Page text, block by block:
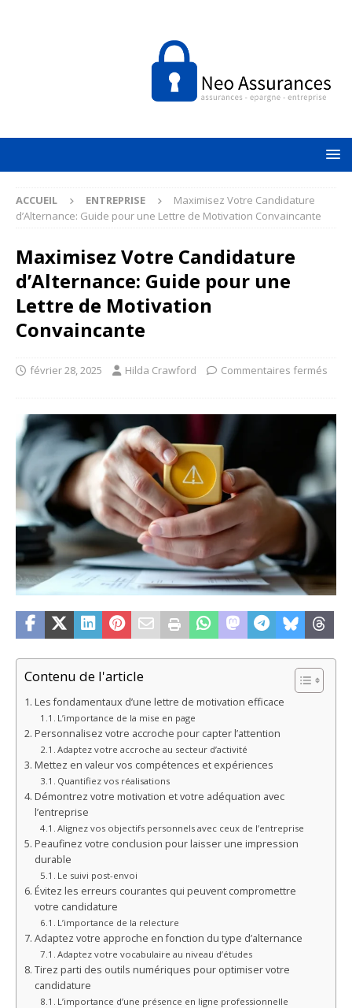
ACCUEIL ENTREPRISE
Maximisez Votre Candidature
d’Alternance: Guide pour une Lettre de Motivation Convaincante
Maximisez Votre Candidature
d’Alternance: Guide pour une
Lettre de Motivation
Convaincante
février 28, 2025 Hilda Crawford Commentaires fermés
Contenu de l'article
Les fondamentaux d’une lettre de motivation efficace
L’importance de la mise en page
Personnalisez votre accroche pour capter l’attention
Adaptez votre accroche au secteur d’activité
Mettez en valeur vos compétences et expériences
Quantifiez vos réalisations
Démontrez votre motivation et votre adéquation avec
l’entreprise
Alignez vos objectifs personnels avec ceux de l’entreprise
Peaufinez votre conclusion pour laisser une impression
durable
Le suivi post-envoi
Évitez les erreurs courantes qui peuvent compromettre
votre candidature
L’importance de la relecture
Adaptez votre approche en fonction du type d’alternance
Adaptez votre vocabulaire au niveau d’études
Tirez parti des outils numériques pour optimiser votre
candidature
L’importance d’une présence en ligne professionnelle